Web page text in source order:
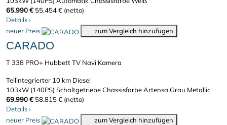
65.990 € 55.454 € (netto)
Details›
neuer Preis
zum Vergleich hinzufügen
CARADO
T 338 PRO+ Hubbett TV Navi Kamera
Teilintegrierter 10 km Diesel
103kW (140PS) SchaltgetriebeChassisfarbe Artensa Grau Metallic
69.990 € 58.815 € (netto)
Details›
neuer Preis
zum Vergleich hinzufügen